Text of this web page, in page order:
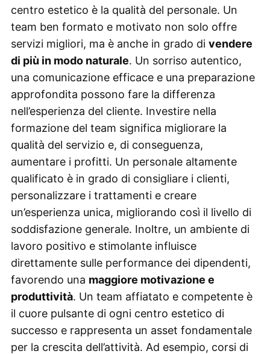
centro estetico è la qualità del personale. Un
team ben formato e motivato non solo offre
servizi migliori, ma è anche in grado di vendere
di più in modo naturale. Un sorriso autentico,
una comunicazione efficace e una preparazione
approfondita possono fare la differenza
nell’esperienza del cliente. Investire nella
formazione del team significa migliorare la
qualità del servizio e, di conseguenza,
aumentare i profitti. Un personale altamente
qualificato è in grado di consigliare i clienti,
personalizzare i trattamenti e creare
un’esperienza unica, migliorando così il livello di
soddisfazione generale. Inoltre, un ambiente di
lavoro positivo e stimolante influisce
direttamente sulle performance dei dipendenti,
favorendo una maggiore motivazione e
produttività. Un team affiatato e competente è
il cuore pulsante di ogni centro estetico di
successo e rappresenta un asset fondamentale
per la crescita dell’attività. Ad esempio, corsi di